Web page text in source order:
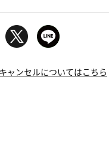
ャンセルについてはこちら